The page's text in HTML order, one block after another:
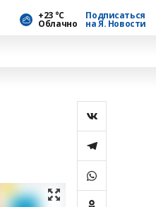
+23 °С
Облачно
Подписаться
на Я. Новости